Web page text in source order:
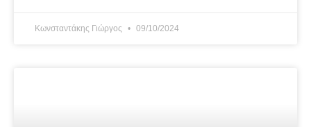
Κωνσταντάκης Γιώργος 09/10/2024